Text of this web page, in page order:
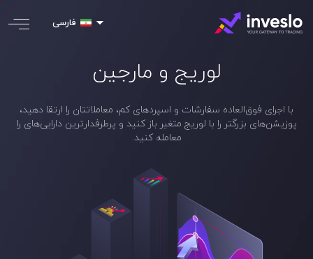
فارسی
لوریج و مارجین
با اجرای فوق‌العاده سفارشات و اسپردهای کم، معاملاتتان را ارتقا دهید،
پوزیشن‌های بزرگتر را با لوریج متغیر باز کنید و پرطرفدارترین دارایی‌های را
معامله کنید.